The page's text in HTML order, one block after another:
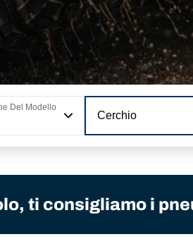
Del Modello
Cerchio
ti consigliamo i